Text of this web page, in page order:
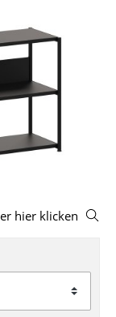
hier klicken